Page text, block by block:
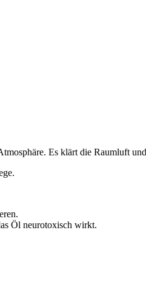
Es klärt die Raumluft
Öl neurotoxisch wirkt.